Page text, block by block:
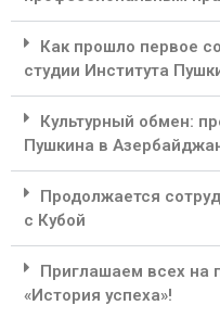
Как прошло первое
студии Института
Культурный обмен:
Пушкина в
Продолжается
с Кубой
Приглашаем всех на
«История успеха»!